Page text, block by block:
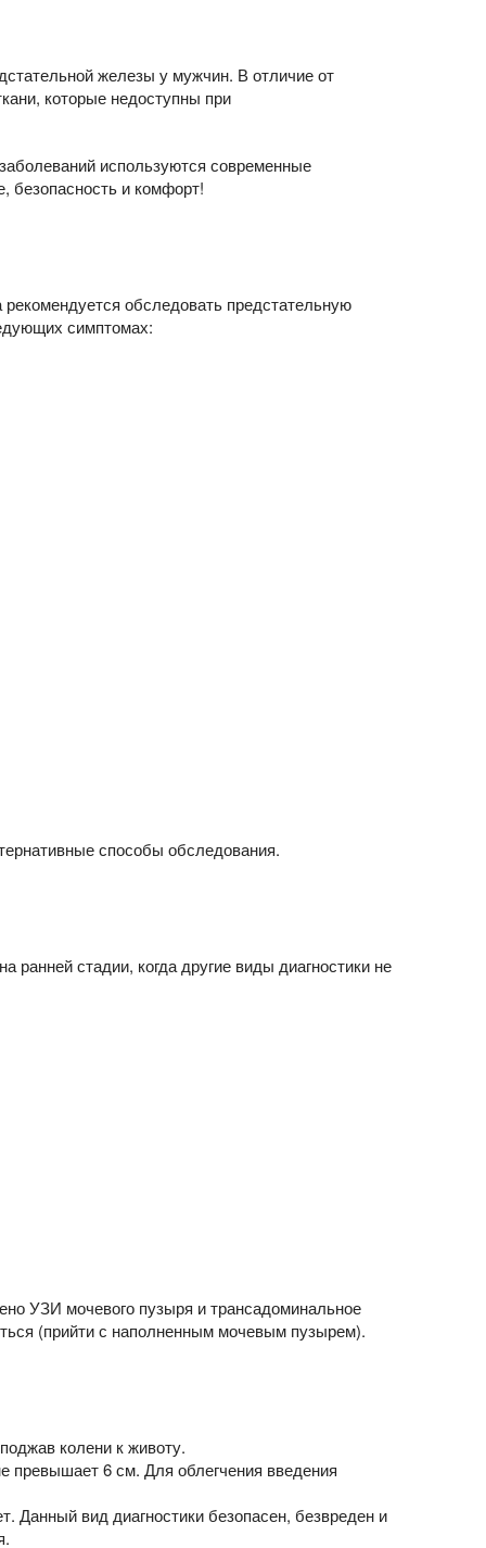
железы у мужчин. В отличие от
которые недоступны при
используются современные
безопасность и комфорт!
обследовать предстательную
симптомах:
способы обследования.
стадии, когда другие виды диагностики не
УЗИ мочевого пузыря и трансадоминальное
(прийти с наполненным мочевым пузырем).
колени к животу.
превышает 6 см. Для облегчения введения
вид диагностики безопасен, безвреден и